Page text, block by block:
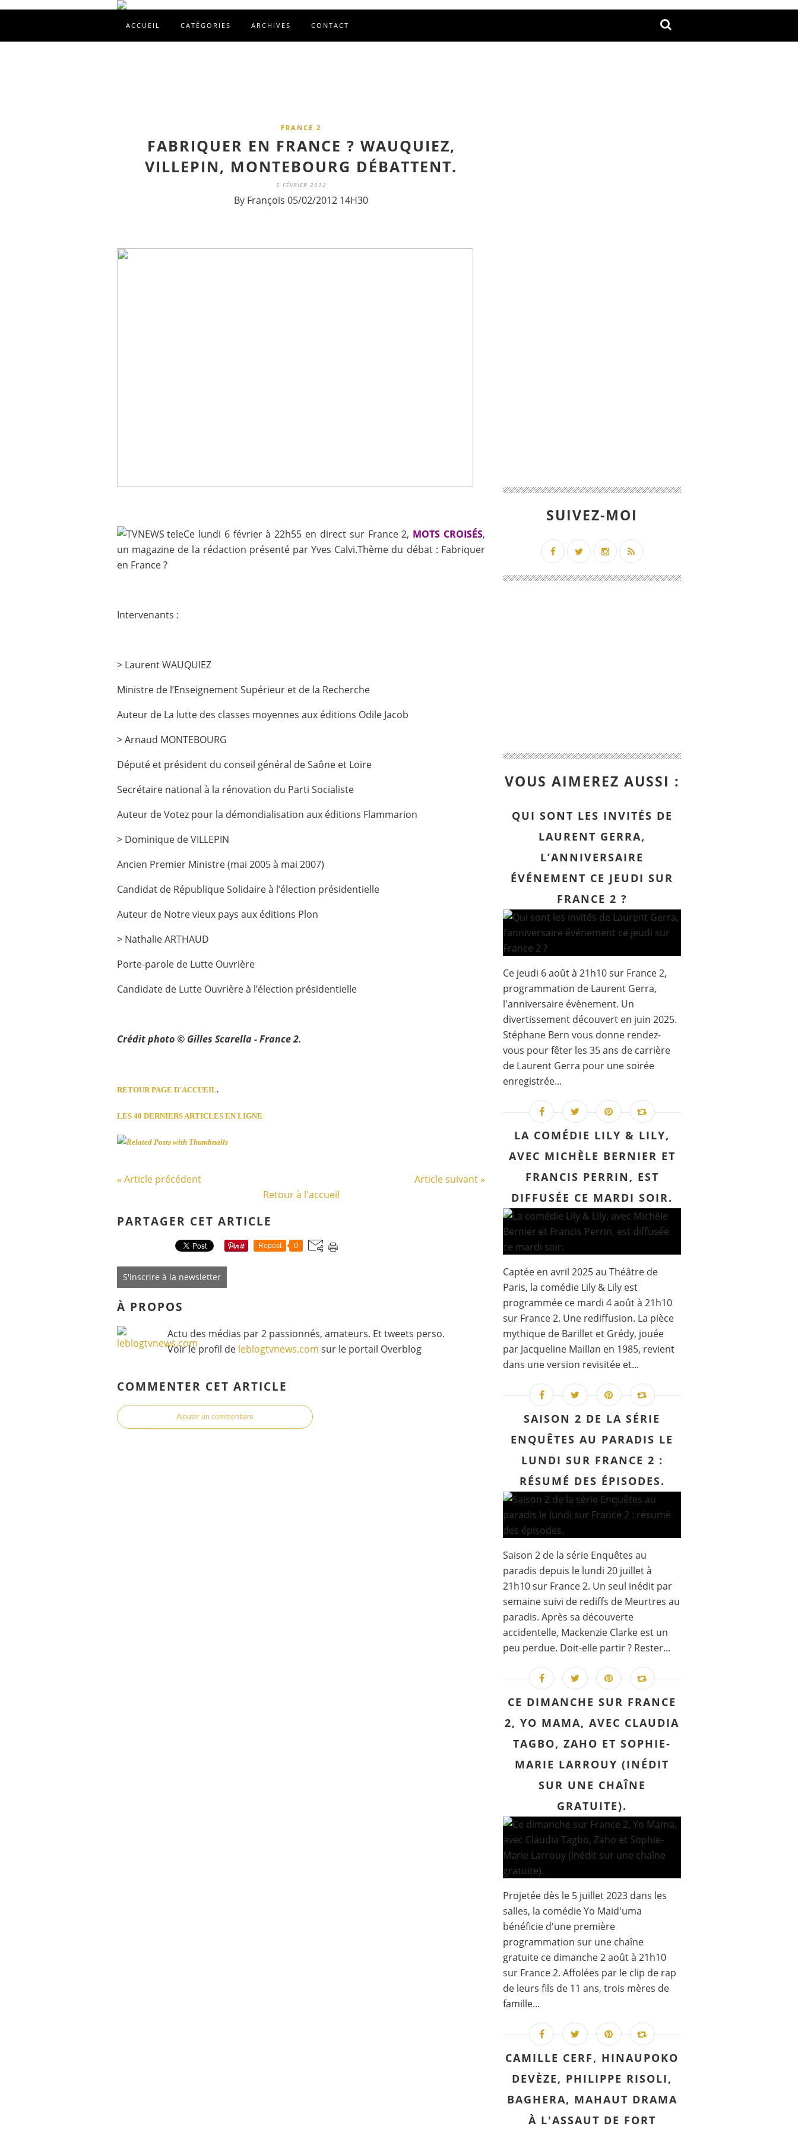
ACCUEIL CATÉGORIES ARCHIVES CONTACT
FRANCE 2
FABRIQUER EN FRANCE ? WAUQUIEZ,
VILLEPIN, MONTEBOURG DÉBATTENT.
5 FÉVRIER 2012
By François 05/02/2012 14H30
Ce lundi 6 février à 22h55 en direct sur France 2, MOTS CROISÉS,
un magazine de la rédaction présenté par Yves Calvi.Thème du débat : Fabriquer
en France ?
Intervenants :
> Laurent WAUQUIEZ
Ministre de l’Enseignement Supérieur et de la Recherche
Auteur de La lutte des classes moyennes aux éditions Odile Jacob
> Arnaud MONTEBOURG
Député et président du conseil général de Saône et Loire
Secrétaire national à la rénovation du Parti Socialiste
Auteur de Votez pour la démondialisation aux éditions Flammarion
> Dominique de VILLEPIN
Ancien Premier Ministre (mai 2005 à mai 2007)
Candidat de République Solidaire à l’élection présidentielle
Auteur de Notre vieux pays aux éditions Plon
> Nathalie ARTHAUD
Porte-parole de Lutte Ouvrière
Candidate de Lutte Ouvrière à l’élection présidentielle
Crédit photo © Gilles Scarella - France 2.
RETOUR PAGE D'ACCUEIL.
LES 40 DERNIERS ARTICLES EN LIGNE
« Article précédent
Article suivant »
Retour à l'accueil
PARTAGER CET ARTICLE
Repost 0
S'inscrire à la newsletter
À PROPOS
Actu des médias par 2 passionnés, amateurs. Et tweets perso.
Voir le profil de leblogtvnews.com sur le portail Overblog
COMMENTER CET ARTICLE
Ajouter un commentaire
SUIVEZ-MOI
VOUS AIMEREZ AUSSI :
QUI SONT LES INVITÉS DE
LAURENT GERRA,
L’ANNIVERSAIRE
ÉVÉNEMENT CE JEUDI SUR
FRANCE 2 ?
Ce jeudi 6 août à 21h10 sur France 2,
programmation de Laurent Gerra,
l'anniversaire évènement. Un
divertissement découvert en juin 2025.
Stéphane Bern vous donne rendez-
vous pour fêter les 35 ans de carrière
de Laurent Gerra pour une soirée
enregistrée...
LA COMÉDIE LILY & LILY,
AVEC MICHÈLE BERNIER ET
FRANCIS PERRIN, EST
DIFFUSÉE CE MARDI SOIR.
Captée en avril 2025 au Théâtre de
Paris, la comédie Lily & Lily est
programmée ce mardi 4 août à 21h10
sur France 2. Une rediffusion. La pièce
mythique de Barillet et Grédy, jouée
par Jacqueline Maillan en 1985, revient
dans une version revisitée et...
SAISON 2 DE LA SÉRIE
ENQUÊTES AU PARADIS LE
LUNDI SUR FRANCE 2 :
RÉSUMÉ DES ÉPISODES.
Saison 2 de la série Enquêtes au
paradis depuis le lundi 20 juillet à
21h10 sur France 2. Un seul inédit par
semaine suivi de rediffs de Meurtres au
paradis. Après sa découverte
accidentelle, Mackenzie Clarke est un
peu perdue. Doit-elle partir ? Rester...
CE DIMANCHE SUR FRANCE
2, YO MAMA, AVEC CLAUDIA
TAGBO, ZAHO ET SOPHIE-
MARIE LARROUY (INÉDIT
SUR UNE CHAÎNE
GRATUITE).
Projetée dès le 5 juillet 2023 dans les
salles, la comédie Yo Maid'uma
bénéficie d'une première
programmation sur une chaîne
gratuite ce dimanche 2 août à 21h10
sur France 2. Affolées par le clip de rap
de leurs fils de 11 ans, trois mères de
famille...
CAMILLE CERF, HINAUPOKO
DEVÈZE, PHILIPPE RISOLI,
BAGHERA, MAHAUT DRAMA
À L'ASSAUT DE FORT